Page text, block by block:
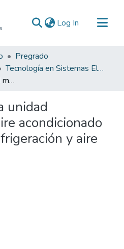
Log In (current)
Pregrado
Tecnología en Sistemas Electromecánicos
Selección de una unidad manejadora de aire acondicionado laboratorio de refrigeración y aire acondicionado
unidad
acondicionado
y aire